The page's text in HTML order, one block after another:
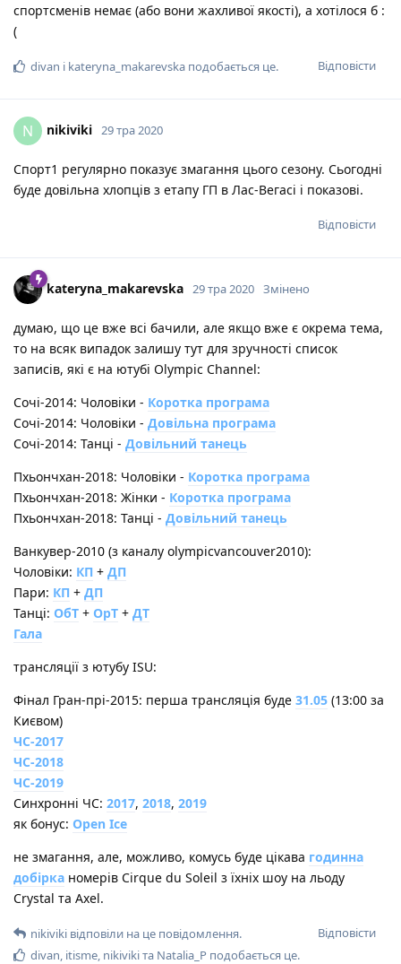
спортсменів немає (або вони жахливої якості), а хотілося б :
(
Відповісти
divan і kateryna_makarevska подобається це.
N nikiviki 29 тра 2020
Спорт1 регулярно показує змагання цього сезону. Сьогодні
буде довільна хлопців з етапу ГП в Лас-Вегасі і показові.
Відповісти
kateryna_makarevska 29 тра 2020 Змінено
думаю, що це вже всі бачили, але якщо вже є окрема тема,
то на всяк випадок залишу тут для зручності список
записів, які є на ютубі Olympic Channel:
Сочі-2014: Чоловіки - Коротка програма
Сочі-2014: Чоловіки - Довільна програма
Сочі-2014: Танці - Довільний танець
Пхьончхан-2018: Чоловіки - Коротка програма
Пхьончхан-2018: Жінки - Коротка програма
Пхьончхан-2018: Танці - Довільний танець
Ванкувер-2010 (з каналу olympicvancouver2010):
Чоловіки: КП + ДП
Пари: КП + ДП
Танці: ОбТ + ОрТ + ДТ
Гала
трансляції з ютубу ISU:
Фінал Гран-прі-2015: перша трансляція буде 31.05 (13:00 за
Києвом)
ЧС-2017
ЧС-2018
ЧС-2019
Синхронні ЧС: 2017, 2018, 2019
як бонус: Open Ice
не змагання, але, можливо, комусь буде цікава годинна
добірка номерів Cirque du Soleil з їхніх шоу на льоду
Crystal та Axel.
Відповісти
nikiviki відповіли на це повідомлення.
divan, itisme, nikivikiта Natalia_P подобається це.